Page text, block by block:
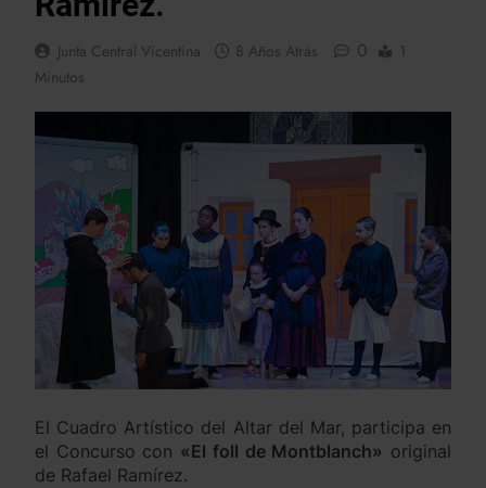
Junta Central Vicentina 8 Años Atrás 0
1
Minutos
El Cuadro Artístico del Altar del Mar, participa en
el Concurso con «El foll de Montblanch» original
de Rafael Ramírez.